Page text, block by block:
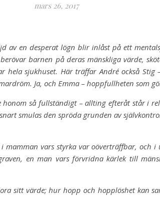
mars 26, 2017
av en desperat lögn blir inlåst på ett
barnen på deras mänskliga värde,
hela sjukhuset. Här träffar André också
Ja, och Emma – hoppfullheten som
så fullständigt – allting efteråt står i
smulas den spröda grunden av
vars styrka var oöverträffbar, och
en man vars förvridna kärlek till
sitt värde; hur hopp och hopplöshet kan